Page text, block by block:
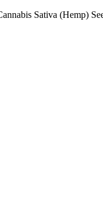
Sativa (Hemp)